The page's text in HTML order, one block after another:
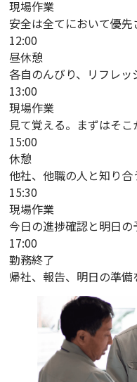
現場作業
安全は全てにおいて優先
12:00
昼休憩
各自のんびり、リフレッ
13:00
現場作業
見て覚える。まずはそこ
15:00
休憩
他社、他職の人と知り合
15:30
現場作業
今日の進捗確認と明日の
17:00
勤務終了
帰社、報告、明日の準備